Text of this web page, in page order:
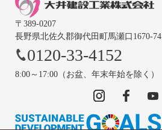
〒389-0207
長野県北佐久郡御代田町馬瀬口1670-74
0120-33-4152
8:00～17:00（お盆、年末年始を除く）